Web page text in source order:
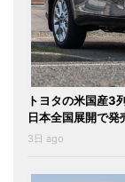
トヨタの米国産3
日本全国展開で発
3日 ago